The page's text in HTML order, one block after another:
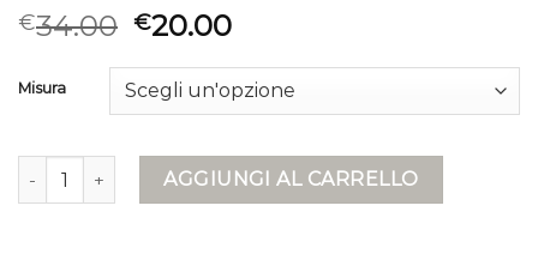
€34.00 €20.00
Misura
t shirt ferrari quantitàAGGIUNGI AL CARRELLO